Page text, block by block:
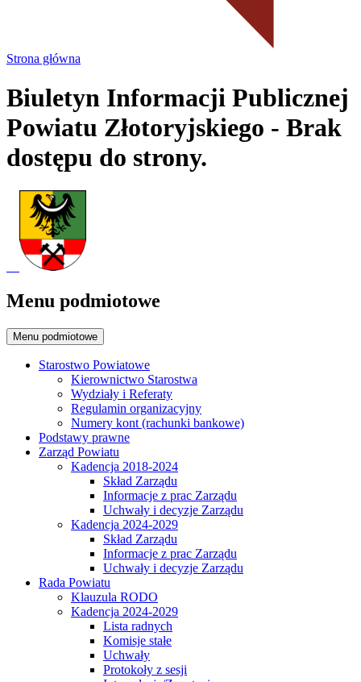
Strona główna
Biuletyn Informacji Publicznej
Powiatu Złotoryjskiego - Brak
dostępu do strony.
Menu podmiotowe
Menu podmiotowe
Starostwo Powiatowe
Kierownictwo Starostwa
Wydziały i Referaty
Regulamin organizacyjny
Numery kont (rachunki bankowe)
Podstawy prawne
Zarząd Powiatu
Kadencja 2018-2024
Skład Zarządu
Informacje z prac Zarządu
Uchwały i decyzje Zarządu
Kadencja 2024-2029
Skład Zarządu
Informacje z prac Zarządu
Uchwały i decyzje Zarządu
Rada Powiatu
Klauzula RODO
Kadencja 2024-2029
Lista radnych
Komisje stałe
Uchwały
Protokoły z sesji